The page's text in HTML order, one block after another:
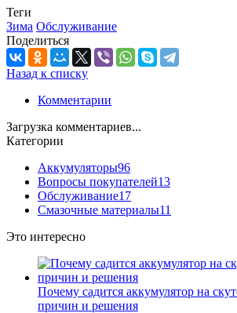
Теги
Зима Обслуживание
Поделиться
Назад к списку
Комментарии
Загрузка комментариев...
Категории
Аккумуляторы96
Вопросы покупателей13
Обслуживание17
Смазочные материалы11
Это интересно
Почему садится аккумулятор на
причин и решения